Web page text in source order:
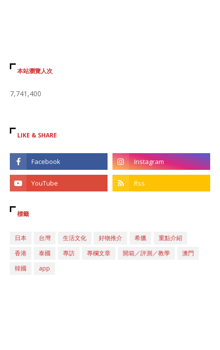
本站瀏覽人次
7,741,400
LIKE & SHARE
標籤
日本 台灣 生活文化 好物推介 希臘
重點介紹
香港
泰國 專訪 專欄文章 開箱／評測／教學
澳門
韓國
app